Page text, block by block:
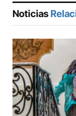
Noticias